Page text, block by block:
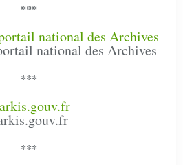
***
national des Archives
***
***